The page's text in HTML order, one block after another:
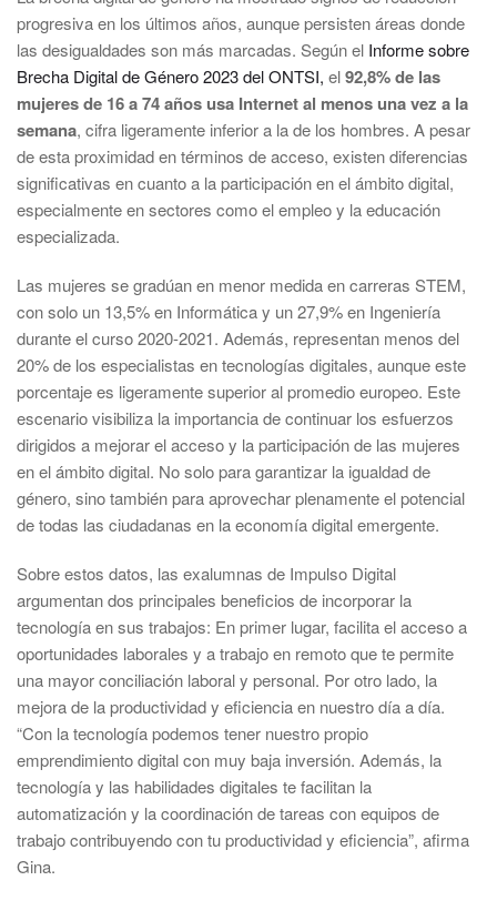
progresiva en los últimos años, aunque persisten áreas donde
las desigualdades son más marcadas. Según el Informe sobre
Brecha Digital de Género 2023 del ONTSI, el92,8% de las
mujeres de 16 a 74 años usa Internet al menos una vez a la
semana, cifra ligeramente inferior a la de los hombres. A pesar
de esta proximidad en términos de acceso, existen diferencias
significativas en cuanto a la participación en el ámbito digital,
especialmente en sectores como el empleo y la educación
especializada.
Las mujeres se gradúan en menor medida en carreras STEM,
con solo un 13,5% en Informática y un 27,9% en Ingeniería
durante el curso 2020-2021. Además, representan menos del
20% de los especialistas en tecnologías digitales, aunque este
porcentaje es ligeramente superior al promedio europeo. Este
escenario visibiliza la importancia de continuar los esfuerzos
dirigidos a mejorar el acceso y la participación de las mujeres
en el ámbito digital. No solo para garantizar la igualdad de
género, sino también para aprovechar plenamente el potencial
de todas las ciudadanas en la economía digital emergente.
Sobre estos datos, las exalumnas de Impulso Digital
argumentan dos principales beneficios de incorporar la
tecnología en sus trabajos: En primer lugar, facilita el acceso a
oportunidades laborales y a trabajo en remoto que te permite
una mayor conciliación laboral y personal. Por otro lado, la
mejora de la productividad y eficiencia en nuestro día a día.
“Con la tecnología podemos tener nuestro propio
emprendimiento digital con muy baja inversión. Además, la
tecnología y las habilidades digitales te facilitan la
automatización y la coordinación de tareas con equipos de
trabajo contribuyendo con tu productividad y eficiencia”, afirma
Gina.